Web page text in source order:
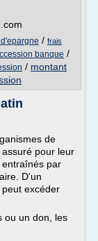
/ frais
banque /
/ montant
de
pour leur
par
D'un
excéder
ou un don, les